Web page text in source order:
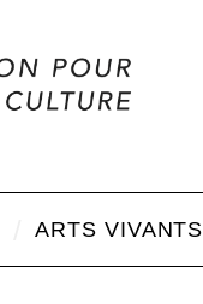
ARTS VIVANTS